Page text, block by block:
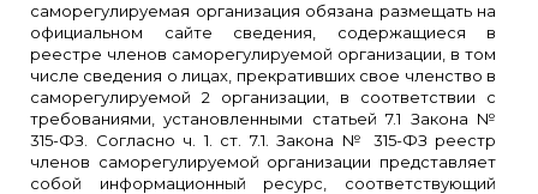
саморегулируемая организация обязана размещать на
официальном сайте сведения, содержащиеся в
реестре членов саморегулируемой организации, в том
числе сведения о лицах, прекративших свое членство в
саморегулируемой 2 организации, в соответствии с
требованиями, установленными статьей 7.1 Закона №
315-ФЗ. Согласно ч. 1. ст. 7.1. Закона № 315-ФЗ реестр
членов саморегулируемой организации представляет
собой информационный ресурс, соответствующий